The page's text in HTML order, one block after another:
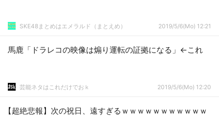
SKE48まとめはエメラルド（まとえめ） 2019/5/6(Mo) 12:21
馬鹿「ドラレコの映像は煽り運転の証拠になる」←これ
芸能ネタはこれだけでおｋ 2019/5/6(Mo) 12:20
【超絶悲報】次の祝日、遠すぎるｗｗｗｗｗｗｗｗｗｗｗ